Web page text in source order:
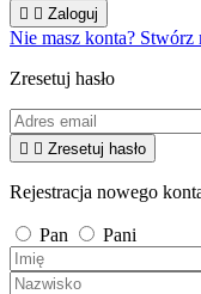
  Zaloguj
Nie masz konta? Stwórz
Zresetuj hasło
  Zresetuj hasło
Rejestracja nowego
Pan Pani